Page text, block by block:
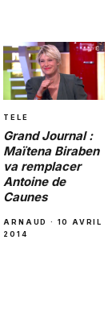
TELE
Grand Journal :
Maïtena Biraben
va remplacer
Antoine de
Caunes
ARNAUD · 10 AVRIL
2014